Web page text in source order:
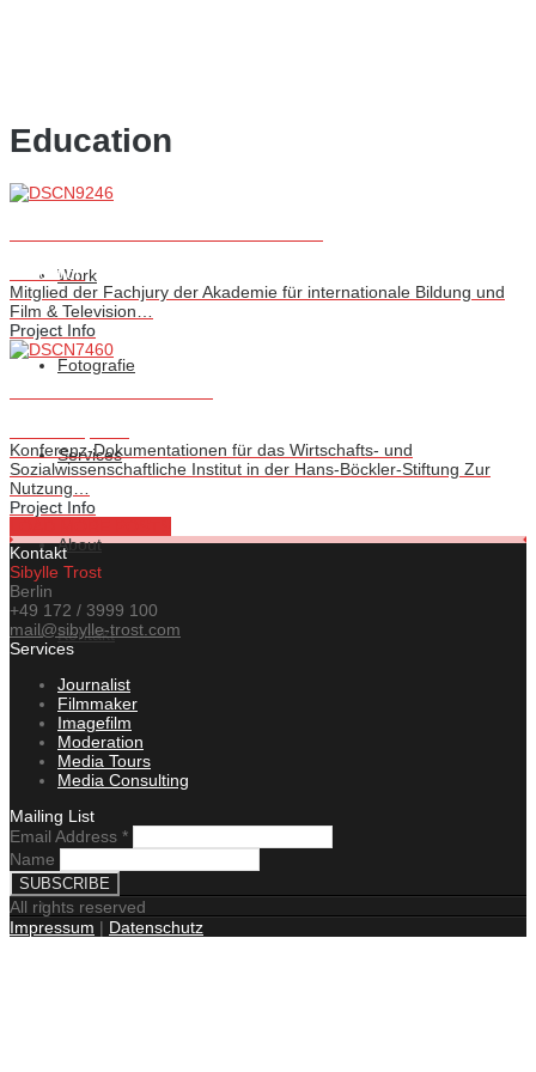
Work
Fotografie
Services
About
Kontakt
News
Education
Education
Mitglied der Fachjury der Akademie für internationale Bildung und
Film & Television…
Project Info
Konferenz-Dokumentationen für das Wirtschafts- und
Sozialwissenschaftliche Institut in der Hans-Böckler-Stiftung Zur
Nutzung…
Project Info
Kontakt
Sibylle Trost
Berlin
+49 172 / 3999 100
mail@sibylle-trost.com
Services
Journalist
Filmmaker
Imagefilm
Moderation
Media Tours
Media Consulting
Mailing List
Email Address *
Name
All rights reserved
Impressum | Datenschutz